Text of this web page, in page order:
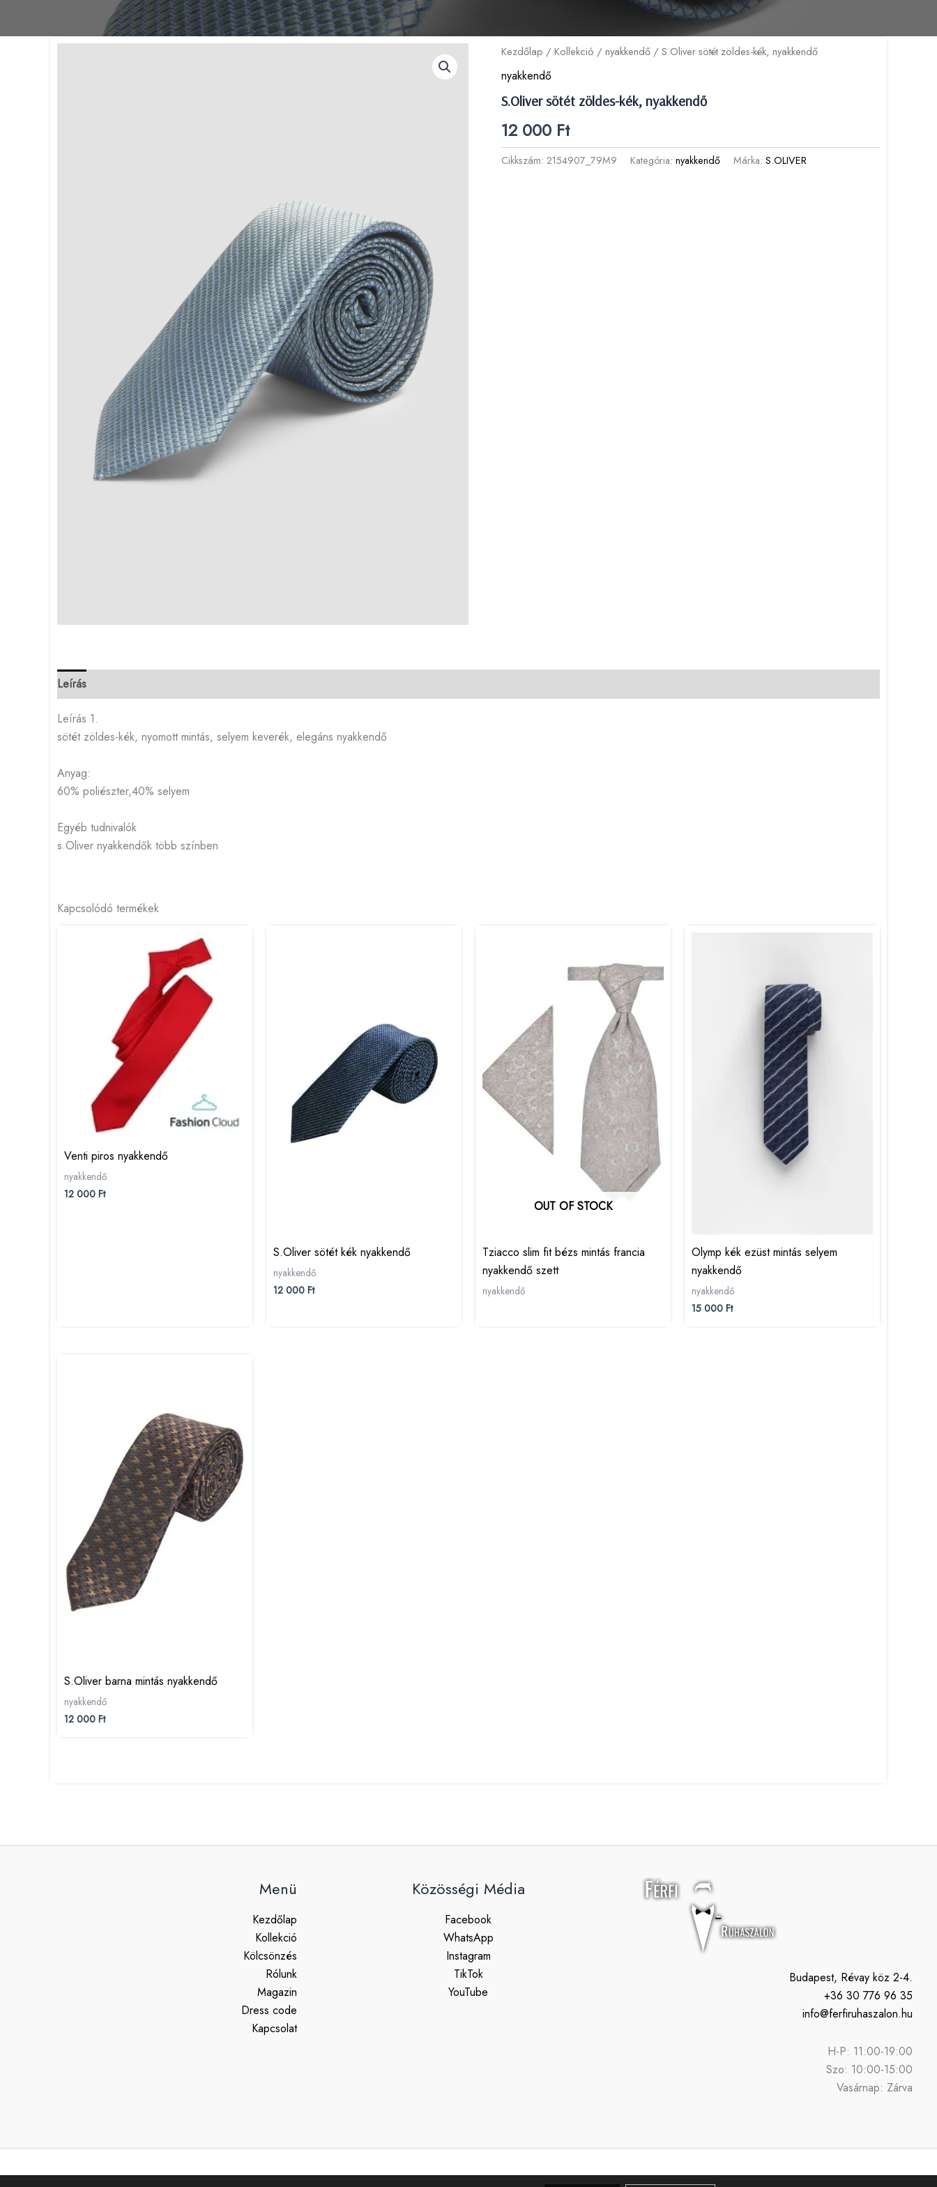
Kezdőlap /Kollekció /nyakkendő / S.Oliver sötét zöldes-kék, nyakkendő
nyakkendő
S.Oliver sötét zöldes-kék, nyakkendő
12 000 Ft
Cikkszám:2154907_79M9 Kategória:nyakkendő Márka:S.OLIVER
Leírás
Leírás 1.
sötét zöldes-kék, nyomott mintás, selyem keverék, elegáns nyakkendő
Anyag:
60% poliészter,40% selyem
Egyéb tudnivalók
s.Oliver nyakkendők több színben
Kapcsolódó termékek
Venti piros nyakkendő
nyakkendő
12 000 Ft
S.Oliver sötét kék nyakkendő
nyakkendő
12 000 Ft
OUT OF STOCK
Tziacco slim fit bézs mintás francia
nyakkendő szett
nyakkendő
Olymp kék ezüst mintás selyem
nyakkendő
nyakkendő
15 000 Ft
S.Oliver barna mintás nyakkendő
nyakkendő
12 000 Ft
Menü
Kezdőlap
Kollekció
Kölcsönzés
Rólunk
Magazin
Dress code
Kapcsolat
Közösségi Média
Facebook
WhatsApp
Instagram
TikTok
YouTube
Budapest, Révay köz 2-4.
+36 30 776 96 35
info@ferfiruhaszalon.hu
H-P: 11:00-19:00
Szo: 10:00-15:00
Vasárnap: Zárva
Copyright © 2026 Férfi Ruhaszalon | Powered by Férfi Ruhaszalon